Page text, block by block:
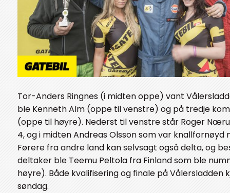
Tor-Anders Ringnes (i midten oppe) vant
ble Kenneth Alm (oppe til venstre) og på tredje
(oppe til høyre). Nederst til venstre står Roger
4, og i midten Andreas Olsson som var knallfornøyd
Førere fra andre land kan selvsagt også delta, og
deltaker ble Teemu Peltola fra Finland som ble
høyre). Både kvalifisering og finale på Vålersladden
søndag.